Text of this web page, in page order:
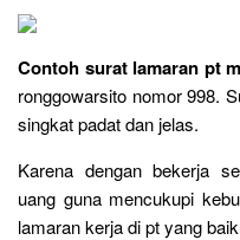
Contoh surat lamaran pt
ronggowarsito nomor 998.
singkat padat dan jelas.
Karena dengan bekerja
uang guna mencukupi
lamaran kerja di pt yang